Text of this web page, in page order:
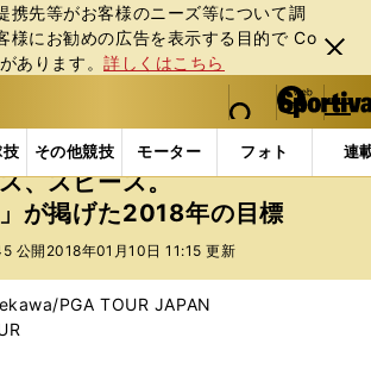
携先等がお客様のニーズ等について調
様にお勧めの広告を表⽰する⽬的で Co
あります。詳しくはこちら
閉じ
る
web Sportiva (webスポルティーバ)
検索
マイペ
ー
ジ
メニュ
技 その他競技 モーター フォト 連
一覧 ゴルフ 男子ゴルフ 松山、ト
、スピース。
」が掲げた2018年の目標
公開 2018年01月10日 11:15 更新
PGA TOUR JAPAN